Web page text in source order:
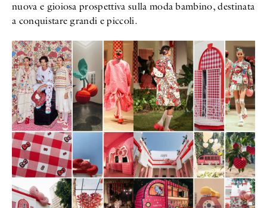
nuova e gioiosa prospettiva sulla moda bambino, destinata
a conquistare grandi e piccoli.